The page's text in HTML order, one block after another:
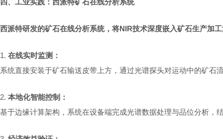
四、工业实践：西派特矿石在线分析系统
西派特研发的矿石在线分析系统，将NIR技术深度嵌入矿石生产加工
1. 在线实时监测：
系统直接安装于矿石输送皮带上方，通过光谱探头对运动中的矿石
2. 本地化智能控制：
基于边缘计算架构，系统在设备端完成光谱数据处理与品位分析